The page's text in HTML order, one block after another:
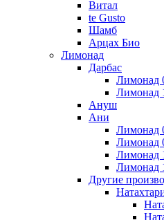
Витал
te Gusto
Шамб
Арцах Био
Лимонад
Дарбас
Лимонад
Лимонад
Ануш
Ани
Лимонад
Лимонад
Лимонад
Лимонад
Другие